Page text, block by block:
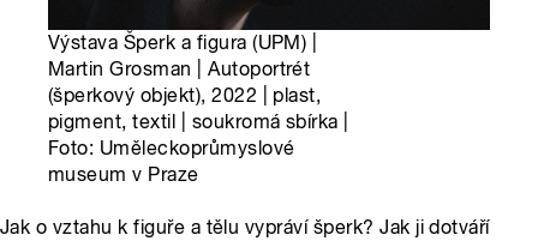
Výstava Šperk a figura (UPM) |
Martin Grosman | Autoportrét
(šperkový objekt), 2022 | plast,
pigment, textil | soukromá sbírka |
Foto: Uměleckoprůmyslové
museum v Praze
Jak o vztahu k figuře a tělu vypráví šperk? Jak ji dotváří